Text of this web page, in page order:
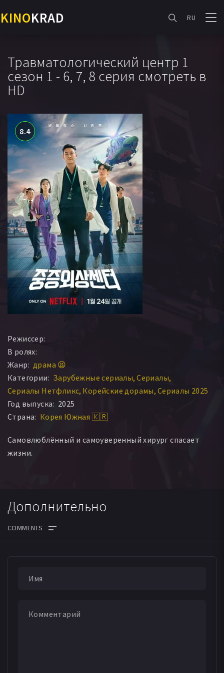
KINOKRAD RU
Травматологический центр 1
сезон 1 - 6, 7, 8 серия смотреть в
HD
8.4
Режиссер:
В ролях:
Жанр: драма 😫
Категории: Зарубежные сериалы Сериалы
Сериалы Нетфликс Корейские дорамы Сериалы 2025
Год выпуска: 2025
Страна: Корея Южная 🇰🇷
Самовлюблённый и самоуверенный хирург спасает
жизни.
Дополнительно